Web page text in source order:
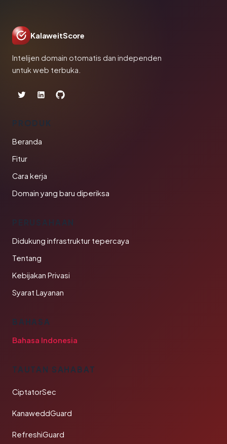
KalaweitScore
Intelijen domain otomatis dan independen
untuk web terbuka.
PRODUK
Beranda
Fitur
Cara kerja
Domain yang baru diperiksa
PERUSAHAAN
Didukung infrastruktur tepercaya
Tentang
Kebijakan Privasi
Syarat Layanan
BAHASA
Bahasa Indonesia
TAUTAN SAHABAT
CiptatorSec
KanaweddGuard
RefreshiGuard